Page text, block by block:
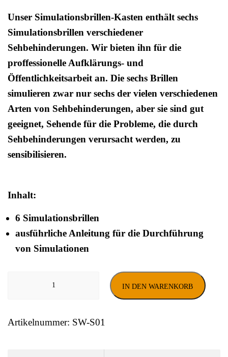
Unser Simulationsbrillen-Kasten enthält sechs
Simulationsbrillen verschiedener
Sehbehinderungen. Wir bieten ihn für die
proffessionelle Aufklärungs- und
Öffentlichkeitsarbeit an. Die sechs Brillen
simulieren zwar nur sechs der vielen verschiedenen
Arten von Sehbehinderungen, aber sie sind gut
geeignet, Sehende für die Probleme, die durch
Sehbehinderungen verursacht werden, zu
sensibilisieren.
Inhalt:
6 Simulationsbrillen
ausführliche Anleitung für die Durchführung
von Simulationen
IN DEN WARENKORB
Artikelnummer: SW-S01